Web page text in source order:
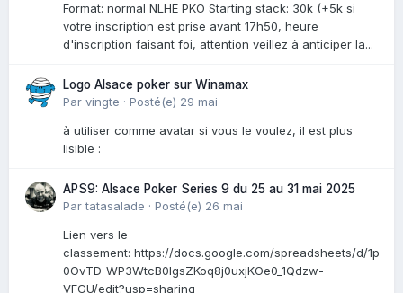
Format: normal NLHE PKO Starting stack: 30k (+5k si
votre inscription est prise avant 17h50, heure
d'inscription faisant foi, attention veillez à anticiper la...
Logo Alsace poker sur Winamax
Par vingte · Posté(e) 29 mai
à utiliser comme avatar si vous le voulez, il est plus
lisible :
APS9: Alsace Poker Series 9 du 25 au 31 mai 2025
Partatasalade · Posté(e) 26 mai
Lien vers le
classement: https://docs.google.com/spreadsheets/d/1p
0OvTD-WP3WtcB0lgsZKoq8j0uxjKOe0_1Qdzw-
VFGU/edit?usp=sharing